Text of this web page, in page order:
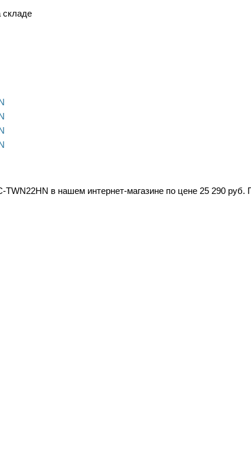
складе
в нашем интернет-магазине по цене 25 290 руб.